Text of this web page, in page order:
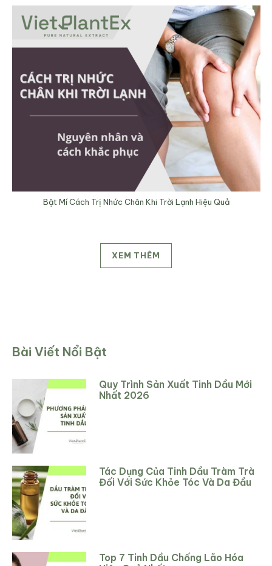
Bật Mí Cách Trị Nhức Chân Khi Trời Lạnh Hiệu Quả
XEM THÊM
Bài Viết Nổi Bật
Quy Trình Sản Xuất Tinh Dầu Mới
Nhất 2026
Tác Dụng Của Tinh Dầu Tràm Trà
Đối Với Sức Khỏe Tóc Và Da Đầu
Top 7 Tinh Dầu Chống Lão Hóa